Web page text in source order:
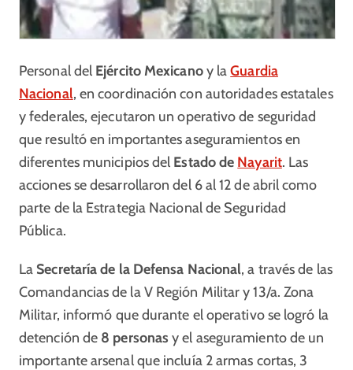
Personal del Ejército Mexicanoy laGuardia
Nacional, en coordinación con autoridades estatales
y federales, ejecutaron un operativo de seguridad
que resultó en importantes aseguramientos en
diferentes municipios del Estado de Nayarit. Las
acciones se desarrollaron del 6 al 12 de abril como
parte de la Estrategia Nacional de Seguridad
Pública.
La Secretaría de la Defensa Nacional, a través de las
Comandancias de la V Región Militar y 13/a. Zona
Militar, informó que durante el operativo se logró la
detención de 8 personas y el aseguramiento de un
importante arsenal que incluía 2 armas cortas, 3